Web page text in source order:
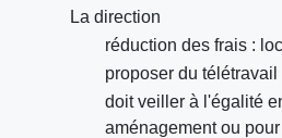
La direction
réduction des frais :
proposer du
doit veiller à l'égalité
aménagement ou